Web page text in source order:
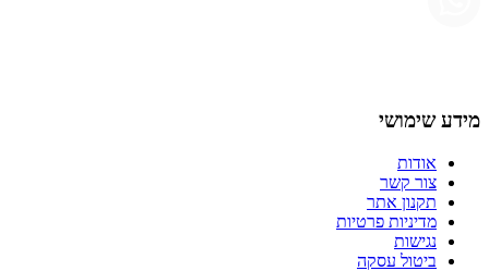
מידע שימושי
אודות
צור קשר
תקנון אתר
מדיניות פרטיות
נגישות
ביטול עסקה